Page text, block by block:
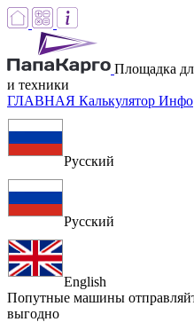
Площадка
и техники
ГЛАВНАЯ Калькулятор Инфо
Русский
Русский
English
Попутные машины
выгодно